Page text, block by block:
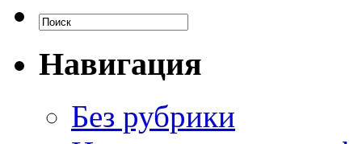
Навигация
Без рубрики